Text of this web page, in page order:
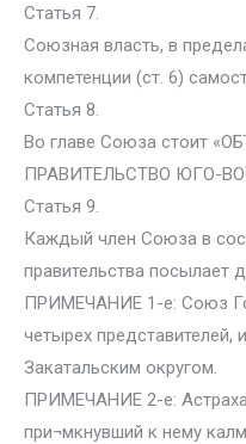
Статья 7.
Союзная власть, в
компетенции (ст. 6)
Статья 8.
Во главе Союза стоит
ПРАВИТЕЛЬСТВО ЮГО-
Статья 9.
Каждый член Союза в
правительства посылает
ПРИМЕЧАНИЕ 1-е: Союз
четырех представителей,
Закатальским округом.
ПРИМЕЧАНИЕ 2-е:
при¬мкнувший к нему